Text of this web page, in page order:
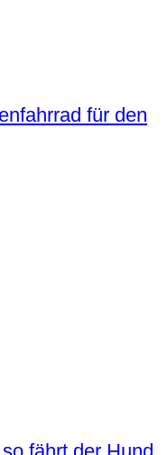
für den